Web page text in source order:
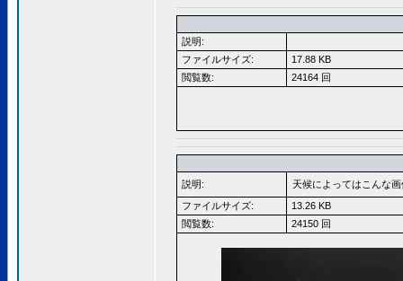
説明:
ファイルサイズ:
17.88 KB
閲覧数:
24164 回
説明:
天候によってはこんな
ファイルサイズ:
13.26 KB
閲覧数:
24150 回